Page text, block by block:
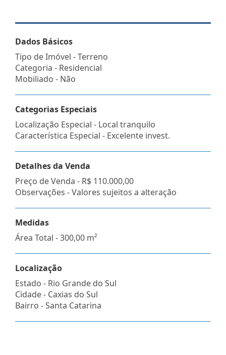
Dados Básicos
Tipo de Imóvel - Terreno
Categoria - Residencial
Mobiliado - Não
Categorias Especiais
Localização Especial - Local tranquilo
Característica Especial - Excelente invest.
Detalhes da Venda
Preço de Venda - R$ 110.000,00
Observações - Valores sujeitos a alteração
Medidas
Área Total - 300,00 m²
Localização
Estado - Rio Grande do Sul
Cidade - Caxias do Sul
Bairro -Santa Catarina